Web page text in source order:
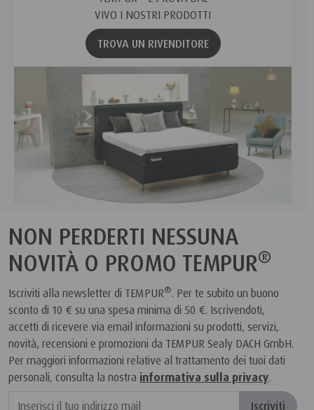
VIVO I NOSTRI PRODOTTI
TROVA UN RIVENDITORE
NON PERDERTI NESSUNA
NOVITÀ O PROMO TEMPUR®
Iscriviti alla newsletter di TEMPUR®. Per te subito un buono
sconto di 10 € su una spesa minima di 50 €. Iscrivendoti,
accetti di ricevere via email informazioni su prodotti, servizi,
novità, recensioni e promozioni da TEMPUR Sealy DACH GmbH.
Per maggiori informazioni relative al trattamento dei tuoi dati
personali, consulta la nostra informativa sulla privacy.
Iscriviti